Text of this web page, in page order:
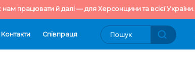
працювати й далі — для Херсонщини та всієї України.
Контакти Cпівпраця